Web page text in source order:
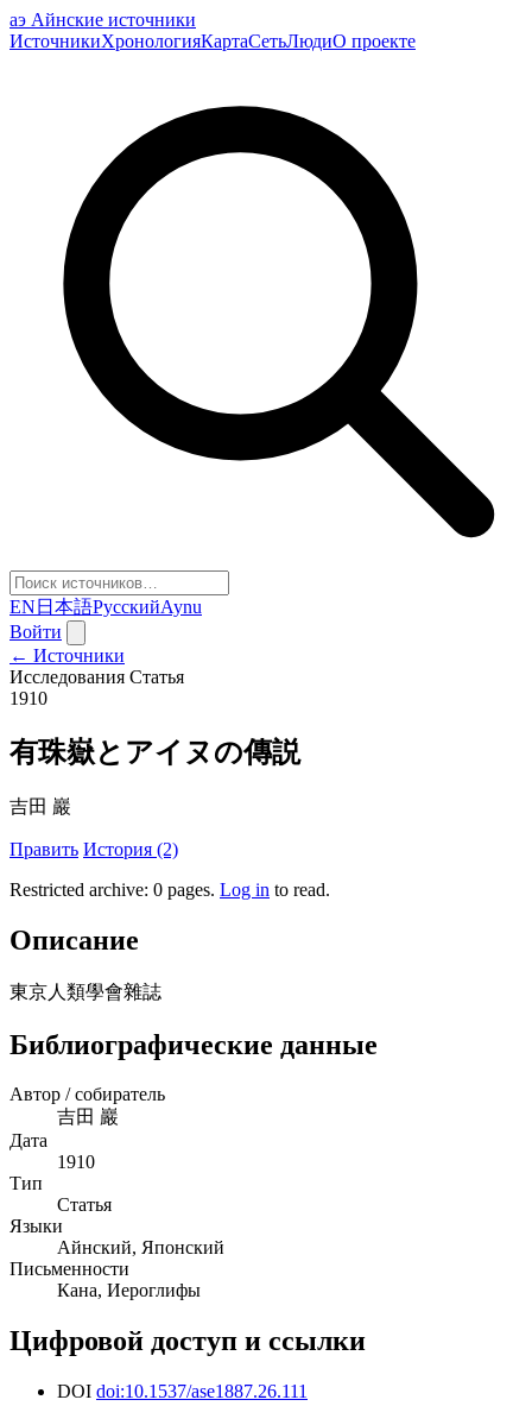
аэ Айнские источники
ИсточникиХронологияКартаСетьЛюдиО проекте
EN 日本語РусскийAynu
Войти
← Источники
Исследования Статья
1910
有珠嶽とアイヌの傳説
吉田 巖
Править История (2)
Restricted archive: 0 pages. Log in to read.
Описание
東京人類學會雜誌
Библиографические данные
Автор / собиратель
吉田 巖
Дата
1910
Тип
Статья
Языки
Айнский, Японский
Письменности
Кана, Иероглифы
Цифровой доступ и ссылки
DOI doi:10.1537/ase1887.26.111